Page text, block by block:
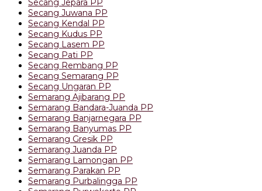
Secang Jepara PP
Secang Juwana PP
Secang Kendal PP
Secang Kudus PP
Secang Lasem PP
Secang Pati PP
Secang Rembang PP
Secang Semarang PP
Secang Ungaran PP
Semarang Ajibarang PP
Semarang Bandara-Juanda PP
Semarang Banjarnegara PP
Semarang Banyumas PP
Semarang Gresik PP
Semarang Juanda PP
Semarang Lamongan PP
Semarang Parakan PP
Semarang Purbalingga PP